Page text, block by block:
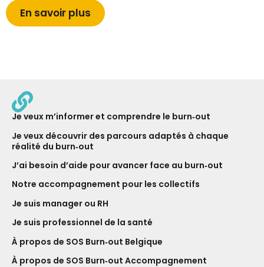
En savoir plus
Je veux m’informer et comprendre le burn‑out
Je veux découvrir des parcours adaptés à chaque
réalité du burn‑out
J’ai besoin d’aide pour avancer face au burn‑out
Notre ac­com­pagne­ment pour les collectifs
Je suis manager ou RH
Je suis professionnel de la santé
À propos de SOS Burn‑out Belgique
À propos de SOS Burn‑out Accompagnement